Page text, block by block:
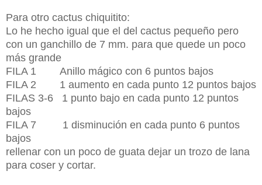
Para otro cactus chiquitito:
Lo he hecho igual que el del cactus pequeño pero
con un ganchillo de 7 mm. para que quede un poco
más grande
FILA 1 Anillo mágico con 6 puntos bajos
FILA 2 1 aumento en cada punto 12 puntos bajos
FILAS 3-6 1 punto bajo en cada punto 12 puntos
bajos
FILA 7 1 disminución en cada punto 6 puntos
bajos
rellenar con un poco de guata dejar un trozo de lana
para coser y cortar.